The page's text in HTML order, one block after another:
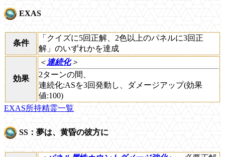
EXAS
条件
「クイズに5回正解、2色以上のパネルに3回正
解」のいずれかを達成
効果
＜連続化＞
2ターンの間、
連続化:ASを3回発動し、ダメージアップ(効果
値:100)
EXAS所持精霊一覧
SS：夢は、黄昏の彼方に